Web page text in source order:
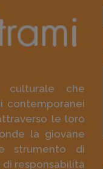
culturale che
contemporanei
le loro
la giovane
strumento di
responsabilità